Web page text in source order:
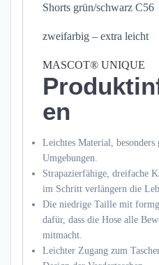
Shorts grün/schwarz C56
zweifarbig – extra leicht
MASCOT® UNIQUE
en
Leichtes Material,
Umgebungen.
Strapazierfähige, dreifache
im Schritt verlängern die
Die niedrige Taille mit
dafür, dass die Hose alle
mitmacht.
Leichter Zugang zum